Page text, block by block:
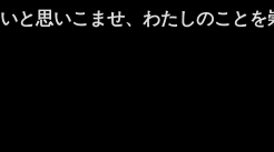
思いこませ、わたしのことを